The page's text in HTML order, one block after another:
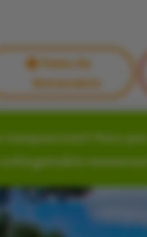
Festa de
Aniversário
inesquecíveis? Para
unforgettable